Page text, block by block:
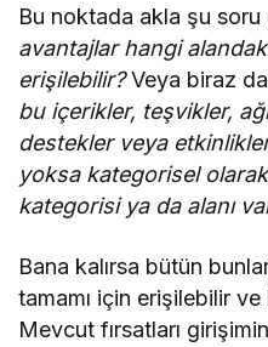
Bu noktada akla şu soru
avantajlar hangi
erişilebilir?Veya biraz
bu içerikler, teşvikler,
destekler veya
yoksa kategorisel
kategorisi ya da alanı
Bana kalırsa bütün
tamamı için erişilebilir
Mevcut fırsatları